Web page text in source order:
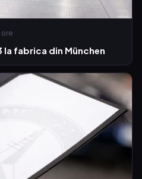
ore
la fabrica din München